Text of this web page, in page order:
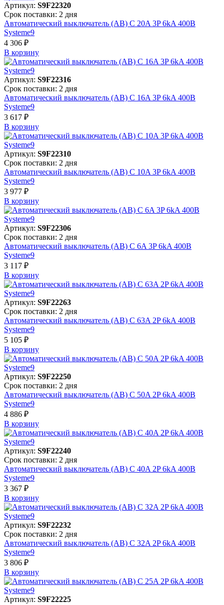
Артикул: S9F22320
Срок поставки: 2 дня
Автоматический выключатель (АВ) C 20A 3P 6kA 400В
Systeme9
4 306 ₽
В корзинy
Артикул: S9F22316
Срок поставки: 2 дня
Автоматический выключатель (АВ) C 16A 3P 6kA 400В
Systeme9
3 617 ₽
В корзинy
Артикул: S9F22310
Срок поставки: 2 дня
Автоматический выключатель (АВ) C 10A 3P 6kA 400В
Systeme9
3 977 ₽
В корзинy
Артикул: S9F22306
Срок поставки: 2 дня
Автоматический выключатель (АВ) C 6A 3P 6kA 400В
Systeme9
3 117 ₽
В корзинy
Артикул: S9F22263
Срок поставки: 2 дня
Автоматический выключатель (АВ) C 63A 2P 6kA 400В
Systeme9
5 105 ₽
В корзинy
Артикул: S9F22250
Срок поставки: 2 дня
Автоматический выключатель (АВ) C 50A 2P 6kA 400В
Systeme9
4 886 ₽
В корзинy
Артикул: S9F22240
Срок поставки: 2 дня
Автоматический выключатель (АВ) C 40A 2P 6kA 400В
Systeme9
3 367 ₽
В корзинy
Артикул: S9F22232
Срок поставки: 2 дня
Автоматический выключатель (АВ) C 32A 2P 6kA 400В
Systeme9
3 806 ₽
В корзинy
Артикул: S9F22225